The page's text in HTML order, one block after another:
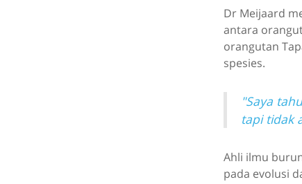
Dr Meijaard
antara
orangutan
spesies.
"Saya
tapi tidak
Ahli ilmu
pada evolusi